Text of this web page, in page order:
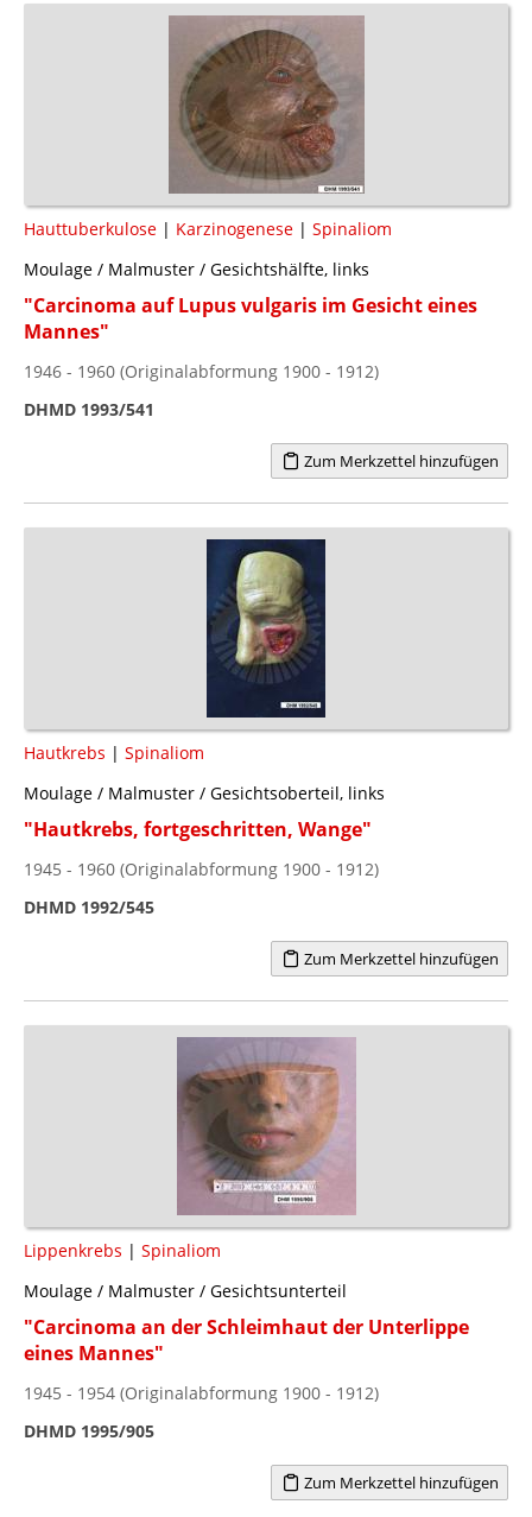
Hauttuberkulose | Karzinogenese | Spinaliom
Moulage / Malmuster / Gesichtshälfte, links
"Carcinoma auf Lupus vulgaris im Gesicht eines
Mannes"
1946 - 1960 (Originalabformung 1900 - 1912)
DHMD 1993/541
Zum Merkzettel hinzufügen
Hautkrebs | Spinaliom
Moulage / Malmuster / Gesichtsoberteil, links
"Hautkrebs, fortgeschritten, Wange"
1945 - 1960 (Originalabformung 1900 - 1912)
DHMD 1992/545
Zum Merkzettel hinzufügen
Lippenkrebs | Spinaliom
Moulage / Malmuster / Gesichtsunterteil
"Carcinoma an der Schleimhaut der Unterlippe
eines Mannes"
1945 - 1954 (Originalabformung 1900 - 1912)
DHMD 1995/905
Zum Merkzettel hinzufügen